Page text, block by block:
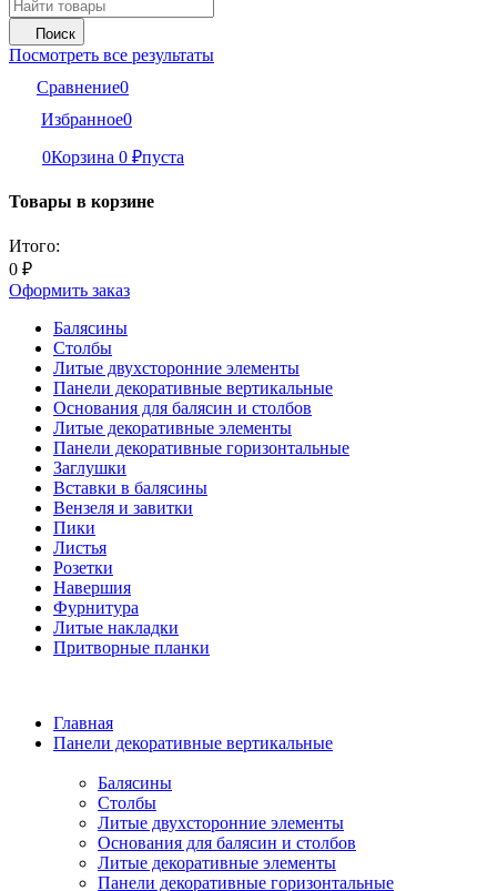
Поиск
Посмотреть все результаты
Сравнение0
Избранное0
0Корзина 0 ₽пуста
Товары в корзине
Итого:
0 ₽
Оформить заказ
Балясины
Столбы
Литые двухсторонние элементы
Панели декоративные вертикальные
Основания для балясин и столбов
Литые декоративные элементы
Панели декоративные горизонтальные
Заглушки
Вставки в балясины
Вензеля и завитки
Пики
Листья
Розетки
Навершия
Фурнитура
Литые накладки
Притворные планки
Главная
Панели декоративные вертикальные
Балясины
Столбы
Литые двухсторонние элементы
Основания для балясин и столбов
Литые декоративные элементы
Панели декоративные горизонтальные